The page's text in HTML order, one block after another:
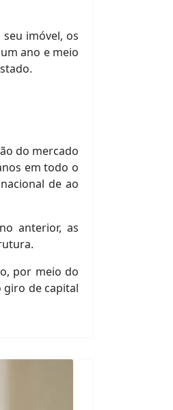
imóvel, os
ano e meio
do mercado
em todo o
de ao
anterior, as
por meio do
de capital